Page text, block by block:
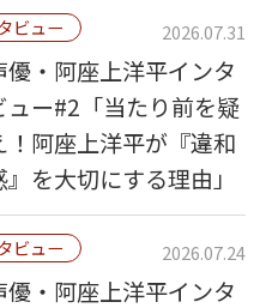
ビュー 2026.07.31
優・阿座上洋平インタ
ュー#2「当たり前を疑
！阿座上洋平が『違和
』を大切にする理由」
ビュー 2026.07.24
優・阿座上洋平インタ